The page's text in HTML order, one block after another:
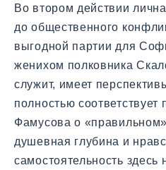
Во втором действии
до общественного
выгодной партии для
женихом полковника
служит, имеет
полностью соответствует
Фамусова о
душевная глубина и
самостоятельность